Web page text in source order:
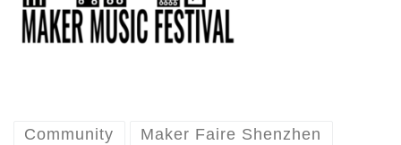
Community Maker Faire Shenzhen